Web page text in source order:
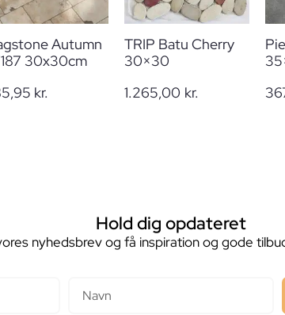
Autumn
30x30cm
kr.
TRIP Batu Cherry
30×30
1.265,00 kr.
Hold dig opdateret
nyhedsbrev og få inspiration og gode